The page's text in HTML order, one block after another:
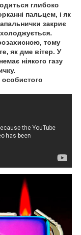
глибоко
пальцем, і як
закриє
тому
як дме вітер. У
ніякого газу
особистого